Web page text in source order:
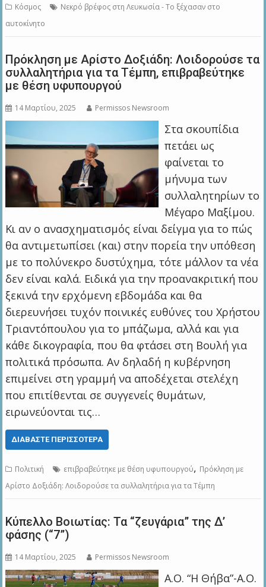
Κόσμος
Νεκρό βρέφος στη Λευκωσία - Το ξέχασαν στο
αυτοκίνητο
Πρόκληση με Αρίστο Δοξιάδη: Λοιδορούσε τα
συλλαλητήρια για τα Τέμπη, επιβραβεύτηκε
με θέση υφυπουργού
14 Μαρτίου, 2025 Permissos Newsroom
Στα σκουπίδια
πετάει ως
φαίνεται το
μήνυμα των
συλλαλητηρίων το
Μέγαρο Μαξίμου.
Κι αν ο ανασχηματισμός είναι δείγμα για το πώς
θα αντιμετωπίσει (και) στην πορεία την υπόθεση
με το πολύνεκρο δυστύχημα, τότε μάλλον τα νέα
δεν είναι καλά. Ειδικά για την προανακριτική που
ξεκινά την ερχόμενη εβδομάδα και θα
διερευνήσει τυχόν ποινικές ευθύνες του Χρήστου
Τριαντόπουλου για το μπάζωμα, αλλά και για
κάθε δικογραφία, που θα φτάσει στη Βουλή για
πολιτικά πρόσωπα. Αν δηλαδή η κυβέρνηση
επιμείνει στη γραμμή να αποδέχεται στελέχη
που επιτίθενται σε συγγενείς θυμάτων,
ειρωνεύονται τις…
ΔΙΑΒΆΣΤΕ ΠΕΡΙΣΣΌΤΕΡΑ
Πολιτική επιβραβεύτηκε με θέση υφυπουργού, Πρόκληση με
Αρίστο Δοξιάδη: Λοιδορούσε τα συλλαλητήρια για τα Τέμπη
Κύπελλο Βοιωτίας: Τα “ζευγάρια” της Δ’
φάσης (“7”)
14 Μαρτίου, 2025 Permissos Newsroom
Α.Ο. “Η Θήβα”-Α.Ο.